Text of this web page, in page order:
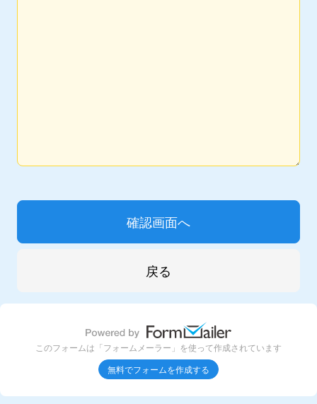
このフォームは「フォームメーラー」を使って作成されています
無料でフォームを作成する